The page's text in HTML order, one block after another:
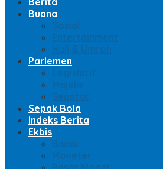
Buana
Sosial
Entertainment
Haji & Umroh
Parlemen
Legislatif
Majelis
Senator
Sepak Bola
Indeks Berita
Ekbis
Bisnis
Moneter